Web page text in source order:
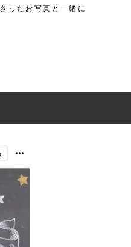
ったお写真と一緒に